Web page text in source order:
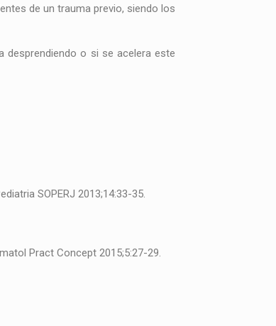
de un trauma previo, siendo los
o si se acelera este
SOPERJ 2013;14:33-35.
Pract Concept 2015;5:27-29.